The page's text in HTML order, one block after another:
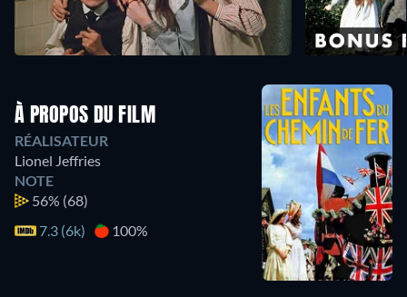
À PROPOS DU FILM
RÉALISATEUR
Lionel Jeffries
NOTE
56% (68)
7.3 (6k)
100%